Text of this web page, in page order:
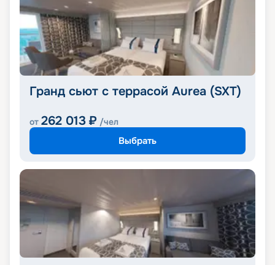
Гранд сьют с террасой Aurea (SXT)
от 262 013 ₽ /чел
Выбрать